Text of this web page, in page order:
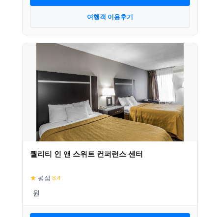
여행객 이용후기
퀄리티 인 앤 스위트 컨퍼런스 센터
★ 평점 8.4